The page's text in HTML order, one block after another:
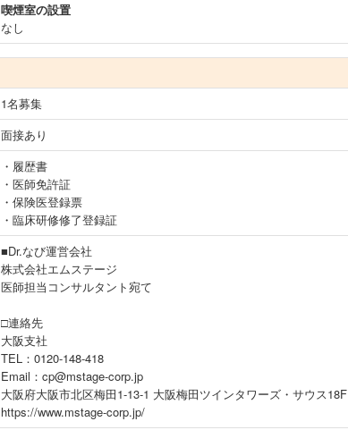
喫煙室の設置
なし
1名募集
面接あり
・履歴書
・医師免許証
・保険医登録票
・臨床研修修了登録証
■Dr.なび運営会社
株式会社エムステージ
医師担当コンサルタント宛て
□連絡先
大阪支社
TEL：0120-148-418
Email：cp@mstage-corp.jp
大阪府大阪市北区梅田1-13-1 大阪梅田ツインタワーズ・サウス18F
https://www.mstage-corp.jp/